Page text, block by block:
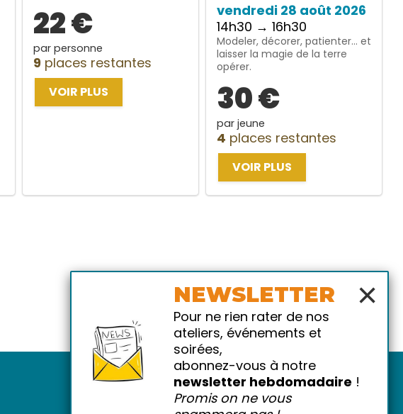
22 €
par personne
9 places restantes
VOIR PLUS
vendredi 28 août 2026
14h30 → 16h30
Modeler, décorer, patienter… et
laisser la magie de la terre
opérer.
30 €
par jeune
4 places restantes
VOIR PLUS
×
NEWSLETTER
Pour ne rien rater de nos
ateliers, événements et
soirées,
abonnez-vous à notre
newsletter hebdomadaire !
Promis on ne vous